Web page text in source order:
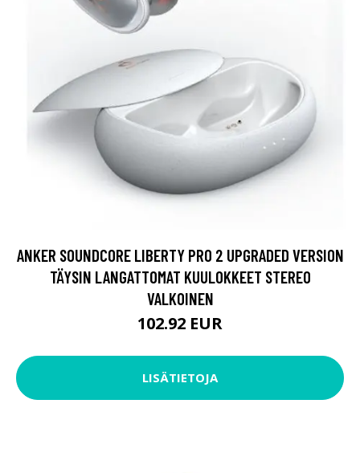
ANKER SOUNDCORE LIBERTY PRO 2 UPGRADED VERSION
TÄYSIN LANGATTOMAT KUULOKKEET STEREO
VALKOINEN
102.92 EUR
LISÄTIETOJA